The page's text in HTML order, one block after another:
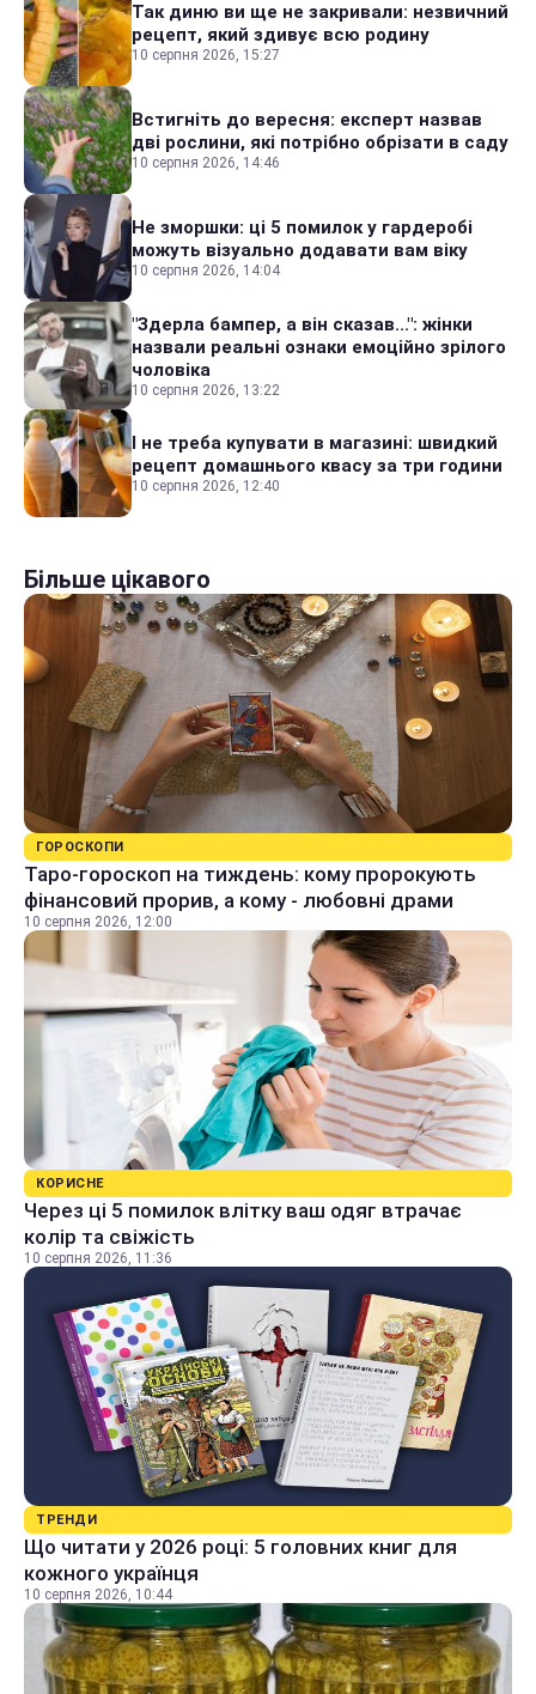
Так диню ви ще не закривали: незвичний
рецепт, який здивує всю родину
10 серпня 2026, 15:27
Встигніть до вересня: експерт назвав
дві рослини, які потрібно обрізати в саду
10 серпня 2026, 14:46
Не зморшки: ці 5 помилок у гардеробі
можуть візуально додавати вам віку
10 серпня 2026, 14:04
"Здерла бампер, а він сказав...": жінки
назвали реальні ознаки емоційно зрілого
чоловіка
10 серпня 2026, 13:22
І не треба купувати в магазині: швидкий
рецепт домашнього квасу за три години
10 серпня 2026, 12:40
Більше цікавого
ГОРОСКОПИ
Таро-гороскоп на тиждень: кому пророкують
фінансовий прорив, а кому - любовні драми
10 серпня 2026, 12:00
КОРИСНЕ
Через ці 5 помилок влітку ваш одяг втрачає
колір та свіжість
10 серпня 2026, 11:36
ТРЕНДИ
Що читати у 2026 році: 5 головних книг для
кожного українця
10 серпня 2026, 10:44